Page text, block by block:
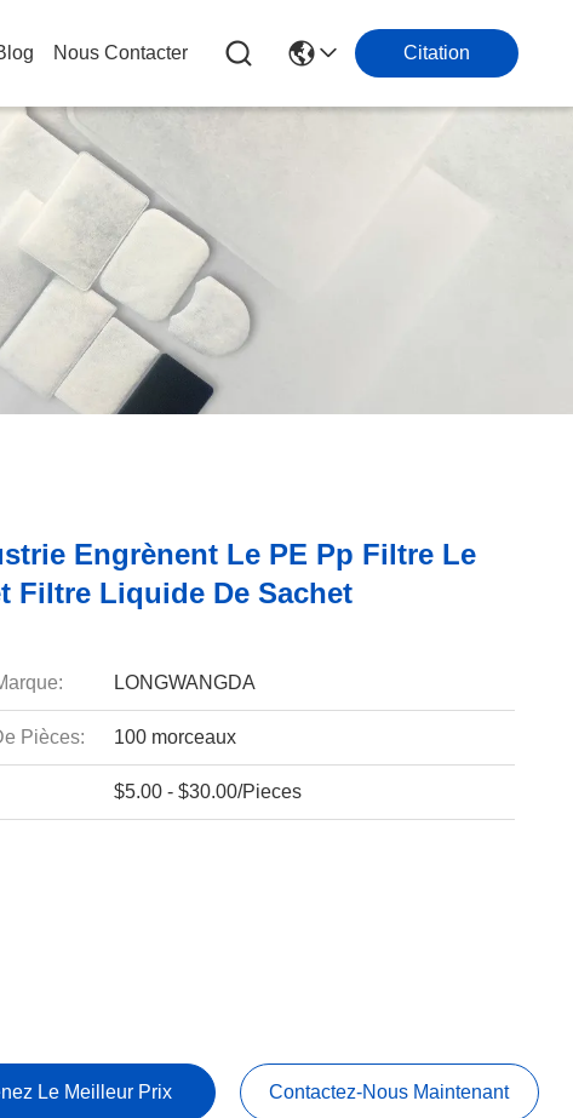
Nous Contacter Citation
Engrènent Le PE Pp Filtre Le
Filtre Liquide De Sachet
LONGWANGDA
Pièces: 100 morceaux
$5.00 - $30.00/Pieces
Le Meilleur Prix Contactez-Nous Maintenant